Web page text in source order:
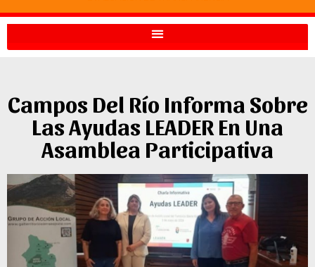
Campos Del Río Informa Sobre
Las Ayudas LEADER En Una
Asamblea Participativa